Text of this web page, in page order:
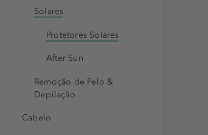
Solares
Protetores Solares
After Sun
Remoção de Pelo &
Depilação
Cabelo